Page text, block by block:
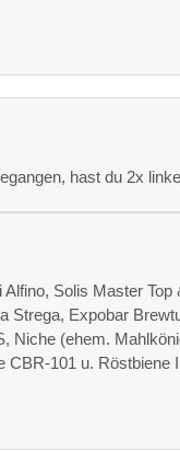
hast du 2x
Alfino, Solis Master
Strega, Expobar
Niche (ehem.
CBR-101 u. Röstbiene